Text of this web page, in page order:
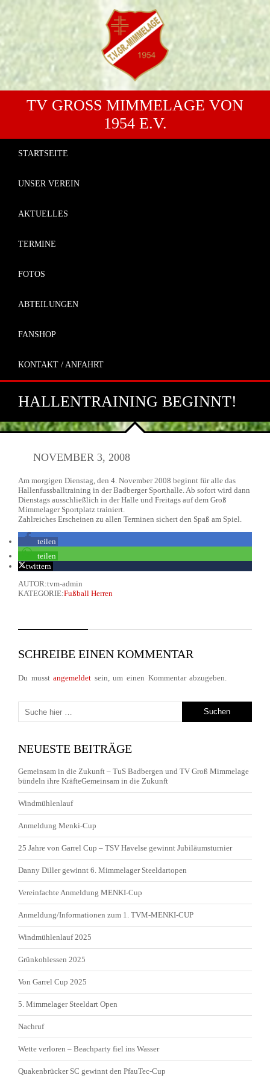
TV GROSS MIMMELAGE VON 1
954 E.V.
STARTSEITE
UNSER VEREIN
AKTUELLES
TERMINE
FOTOS
ABTEILUNGEN
FANSHOP
KONTAKT / ANFAHRT
HALLENTRAINING BEGINNT!
NOVEMBER 3, 2008
Am morgigen Dienstag, den 4. November 2008 beginnt für alle das
Hallenfussballtraining in der Badberger Sporthalle. Ab sofort wird dann
Dienstags ausschließlich in der Halle und Freitags auf dem Groß
Mimmelager Sportplatz trainiert.
Zahlreiches Erscheinen zu allen Terminen sichert den Spaß am Spiel.
teilen
teilen
twittern
AUTOR:tvm-admin
KATEGORIE:Fußball Herren
SCHREIBE EINEN KOMMENTAR
Du musstangemeldet sein, um einen Kommentar abzugeben.
NEUESTE BEITRÄGE
Gemeinsam in die Zukunft – TuS Badbergen und TV Groß Mimmelage
bündeln ihre KräfteGemeinsam in die Zukunft
Windmühlenlauf
Anmeldung Menki-Cup
25 Jahre von Garrel Cup – TSV Havelse gewinnt Jubiläumsturnier
Danny Diller gewinnt 6. Mimmelager Steeldartopen
Vereinfachte Anmeldung MENKI-Cup
Anmeldung/Informationen zum 1. TVM-MENKI-CUP
Windmühlenlauf 2025
Grünkohlessen 2025
Von Garrel Cup 2025
5. Mimmelager Steeldart Open
Nachruf
Wette verloren – Beachparty fiel ins Wasser
Quakenbrücker SC gewinnt den PfauTec-Cup